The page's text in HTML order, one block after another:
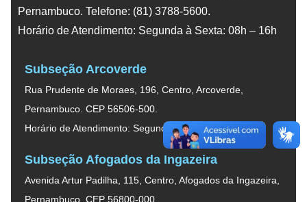
Pernambuco. Telefone: (81) 3788-5600.
Horário de Atendimento: Segunda à Sexta: 08h – 16h
Subseção Arcoverde
Rua Prudente de Moraes, 196, Centro, Arcoverde,
Pernambuco. CEP 56506-500.
Horário de Atendimento: Segunda à Sexta: 08h – 16h
Subseção Afogados da Ingazeira
Avenida Artur Padilha, 115, Centro, Afogados da Ingazeira,
Pernambuco. CEP 56800-000.